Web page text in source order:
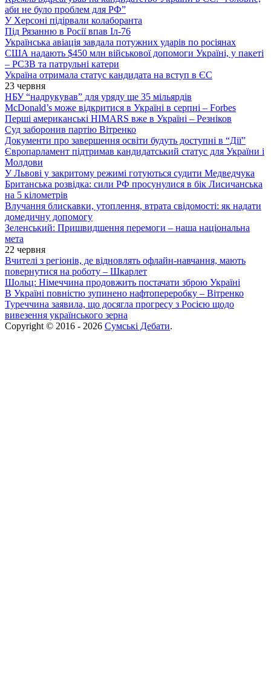
аби не було проблем для РФ”
У Херсоні підірвали колаборанта
Під Рязанню в Росії впав Іл-76
Українська авіація завдала потужних ударів по росіянах
США надають $450 млн військової допомоги Україні, у пакеті
– РСЗВ та патрульні катери
Україна отримала статус кандидата на вступ в ЄС
23 червня
НБУ “надрукував” для уряду ще 35 мільярдів
McDonald’s може відкритися в Україні в серпні – Forbes
Перші американські HIMARS вже в Україні – Резніков
Суд заборонив партію Вітренко
Документи про завершення освіти будуть доступні в “Дії”
Європарламент підтримав кандидатський статус для України і
Молдови
У Львові у закритому режимі готуються судити Медведчука
Британська розвідка: сили РФ просунулися в бік Лисичанська
на 5 кілометрів
Влучання блискавки, утоплення, втрата свідомості: як надати
домедичну допомогу
Зеленський: Пришвидшення перемоги – наша національна
мета
22 червня
Вчителі з регіонів, де відновлять офлайн-навчання, мають
повернутися на роботу – Шкарлет
Шольц: Німеччина продовжить постачати зброю Україні
В Україні повністю зупинено нафтопереробку – Вітренко
Туреччина заявила, що досягла прогресу з Росією щодо
вивезення українського зерна
Copyright © 2016 - 2026 Сумські Дебати.